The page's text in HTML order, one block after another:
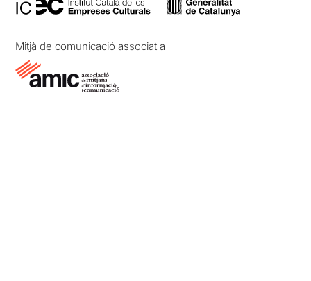
Mitjà de comunicació associat a